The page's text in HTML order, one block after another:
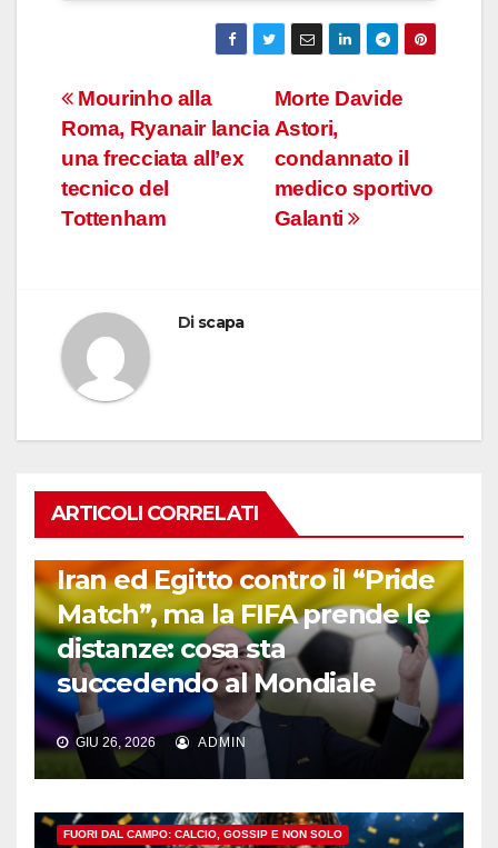
Navigazione
articoli
Morte Davide
Astori,
condannato il
medico sportivo
Galanti
Mourinho alla
Roma, Ryanair lancia
una frecciata all’ex
tecnico del
Tottenham
Di scapa
ARTICOLI CORRELATI
Iran ed Egitto contro il “Pride
Match”, ma la FIFA prende le
distanze: cosa sta
succedendo al Mondiale
GIU 26, 2026 ADMIN
FUORI DAL CAMPO: CALCIO, GOSSIP E NON SOLO